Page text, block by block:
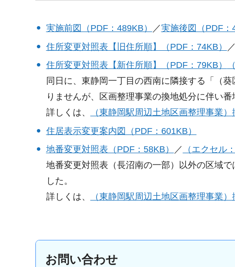
実施前図（PDF：489KB） ／実施後図（PDF：
住所変更対照表【旧住所順】（PDF：74KB）
／
住所変更対照表【新住所順】（PDF：79KB）
同日に、東静岡一丁目の西南に隣接する「（
りませんが、区画整理事業の換地処分に伴い番
詳しくは、
（東静岡駅周辺土地区画整理事業
住居表示変更案内図（PDF：601KB）
地番変更対照表（PDF：58KB）
／
（エクセル
地番変更対照表（長沼南の一部）以外の区域
した。
詳しくは、
（東静岡駅周辺土地区画整理事業
お問い合わせ